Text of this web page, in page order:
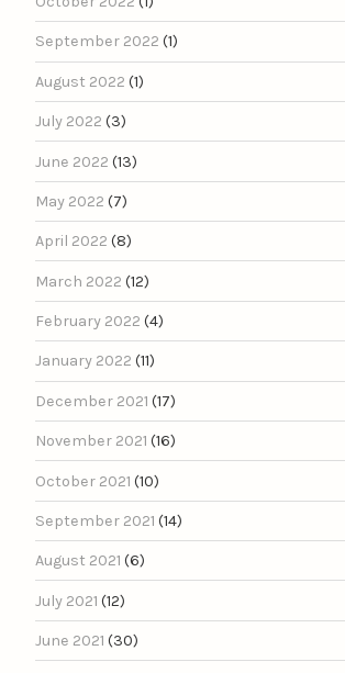
September 2022 (1)
August 2022 (1)
July 2022 (3)
June 2022 (13)
May 2022 (7)
April 2022 (8)
March 2022 (12)
February 2022 (4)
January 2022 (11)
December 2021 (17)
November 2021 (16)
October 2021 (10)
September 2021 (14)
August 2021 (6)
July 2021 (12)
June 2021 (30)